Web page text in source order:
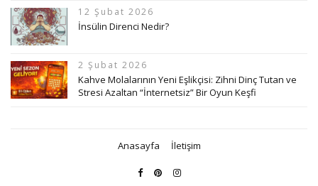
12 Şubat 2026
İnsülin Direnci Nedir?
2 Şubat 2026
Kahve Molalarının Yeni Eşlikçisi: Zihni Dinç Tutan ve
Stresi Azaltan “İnternetsiz” Bir Oyun Keşfi
Anasayfa İletişim